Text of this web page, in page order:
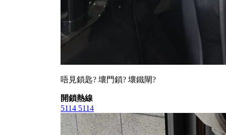
唔見鎖匙? 壞門鎖? 壞鐵閘?
開鎖熱線
5114 5114